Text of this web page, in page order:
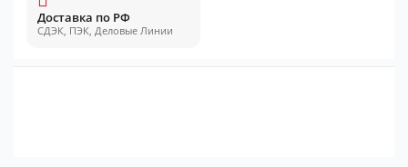
Доставка по РФ
СДЭК, ПЭК, Деловые Линии